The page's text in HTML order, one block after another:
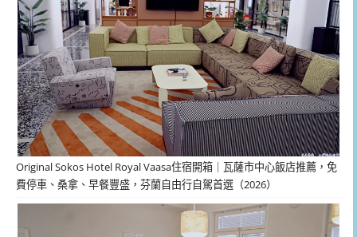
Original Sokos Hotel Royal Vaasa住宿開箱｜瓦薩市中心飯店推薦，免
費停車、桑拿、早餐豐盛，芬蘭自由行自駕首選（2026）